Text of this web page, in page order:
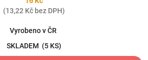
(13,22 Kč bez DPH)
Vyrobeno v ČR
SKLADEM (5 KS)